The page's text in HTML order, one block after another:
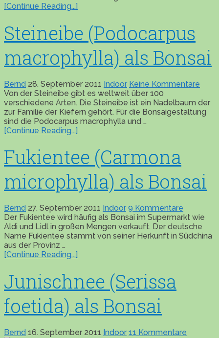
[Continue Reading...]
Steineibe (Podocarpus
macrophylla) als Bonsai
Bernd 28. September 2011 Indoor Keine Kommentare
Von der Steineibe gibt es weltweit über 100
verschiedene Arten. Die Steineibe ist ein Nadelbaum der
zur Familie der Kiefern gehört. Für die Bonsaigestaltung
sind die Podocarpus macrophylla und …
[Continue Reading...]
Fukientee (Carmona
microphylla) als Bonsai
Bernd 27. September 2011 Indoor 9 Kommentare
Der Fukientee wird häufig als Bonsai im Supermarkt wie
Aldi und Lidl in großen Mengen verkauft. Der deutsche
Name Fukientee stammt von seiner Herkunft in Südchina
aus der Provinz …
[Continue Reading...]
Junischnee (Serissa
foetida) als Bonsai
Bernd 16. September 2011 Indoor 11 Kommentare